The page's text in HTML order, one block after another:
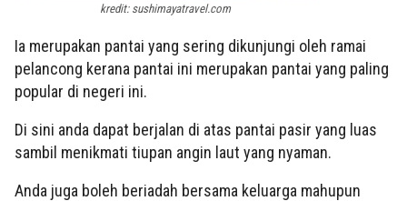
kredit: sushimayatravel.com
Ia merupakan pantai yang sering dikunjungi oleh ramai
pelancong kerana pantai ini merupakan pantai yang paling
popular di negeri ini.
Di sini anda dapat berjalan di atas pantai pasir yang luas
sambil menikmati tiupan angin laut yang nyaman.
Anda juga boleh beriadah bersama keluarga mahupun